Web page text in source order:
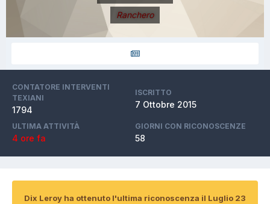
Ranchero
CONTATORE INTERVENTI
TEXIANI
1794
ISCRITTO
7 Ottobre 2015
ULTIMA ATTIVITÀ
4 ore fa
GIORNI CON RICONOSCENZE
58
Dix Leroy ha ottenuto l'ultima riconoscenza il Luglio 23